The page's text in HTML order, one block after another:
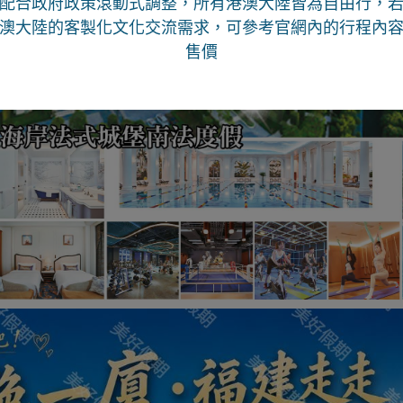
大陸的客製化文化交流需求，可參考官網內的行程內
售價